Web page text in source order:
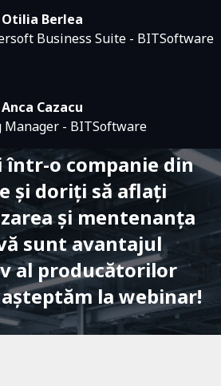
Otilia Berlea
Business Suite - BITSoftware
Anca Cazacu
- BITSoftware
într-o companie din
și doriți să aflați
și mentenanța
sunt avantajul
al producătorilor
la webinar!